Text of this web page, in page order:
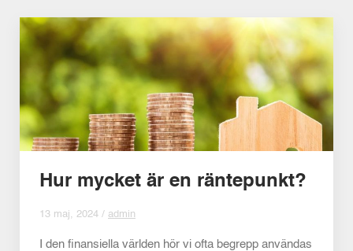
Hur mycket är en räntepunkt?
13 maj, 2024 / admin
I den finansiella världen hör vi ofta begrepp användas